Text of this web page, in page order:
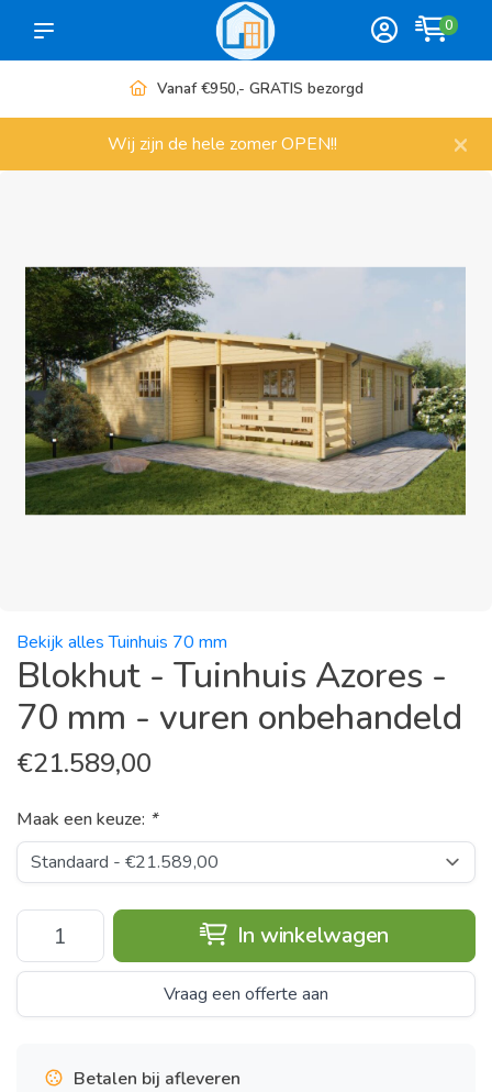
0
Meer dan 1000 artikelen
Wij zijn de hele zomer OPEN!! ×
Bekijk alles Tuinhuis 70 mm
Blokhut - Tuinhuis Azores -
70 mm - vuren onbehandeld
€21.589,00
Maak een keuze: *
In winkelwagen
Vraag een offerte aan
Betalen bij afleveren